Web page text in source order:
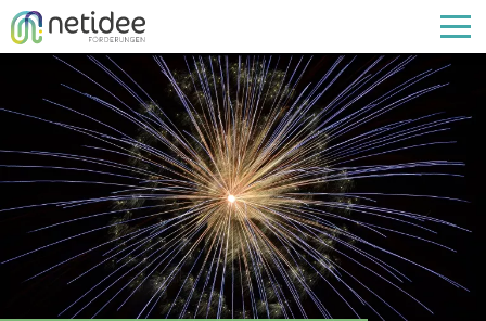
Enter your username or email address
Passwort
Passwort vergessen